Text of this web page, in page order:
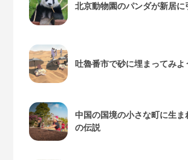
北京動物園のパンダが新居に
吐魯番市で砂に埋まってみよ
中国の国境の小さな町に生ま
の伝説